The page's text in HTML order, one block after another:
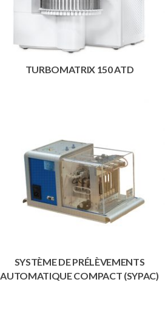
TURBOMATRIX 150 ATD
SYSTÈME DE PRÉLÈVEMENTS
AUTOMATIQUE COMPACT (SYPAC)